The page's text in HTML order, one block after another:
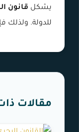
يشكل قانون
للدولة. ولذلك
مقالات